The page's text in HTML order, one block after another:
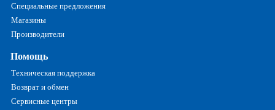
Специальные предложения
Магазины
Производители
Помощь
Техническая поддержка
Возврат и обмен
Сервисные центры